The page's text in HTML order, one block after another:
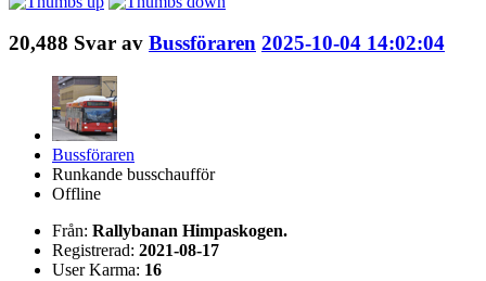
20,488 Svar av Bussföraren 2025-10-04 14:02:04
Bussföraren
Runkande busschaufför
Offline
Från: Rallybanan Himpaskogen.
Registrerad: 2021-08-17
User Karma: 16